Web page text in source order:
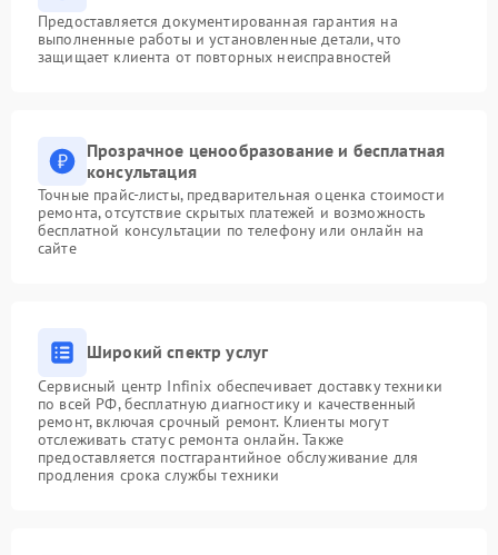
Предоставляется документированная гарантия на
выполненные работы и установленные детали, что
защищает клиента от повторных неисправностей
Прозрачное ценообразование и бесплатная
консультация
Точные прайс-листы, предварительная оценка стоимости
ремонта, отсутствие скрытых платежей и возможность
бесплатной консультации по телефону или онлайн на
сайте
Широкий спектр услуг
Сервисный центр Infinix обеспечивает доставку техники
по всей РФ, бесплатную диагностику и качественный
ремонт, включая срочный ремонт. Клиенты могут
отслеживать статус ремонта онлайн. Также
предоставляется постгарантийное обслуживание для
продления срока службы техники